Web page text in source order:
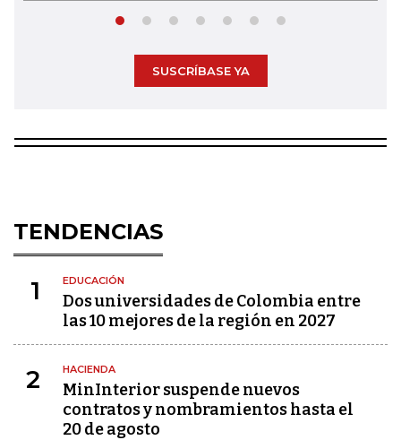
SUSCRÍBASE YA
TENDENCIAS
1 EDUCACIÓN
Dos universidades de Colombia entre
las 10 mejores de la región en 2027
2 HACIENDA
MinInterior suspende nuevos
contratos y nombramientos hasta el
20 de agosto